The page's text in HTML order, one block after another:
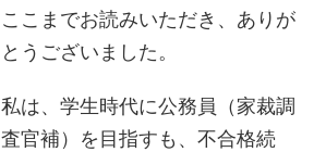
ここまでお読みいただき、ありが
とうございました。
私は、学生時代に公務員（家裁調
査官補）を目指すも、不合格続